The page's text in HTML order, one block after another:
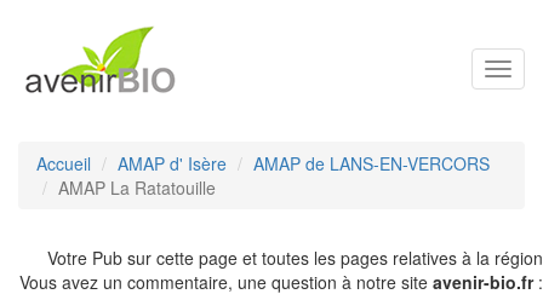
Accueil AMAP d' Isère
AMAP de LANS-EN-VERCORS
AMAP La Ratatouille
Votre Pub sur cette page et toutes les pages relatives à la région
Vous avez un commentaire, une question à notre site avenir-bio.fr: